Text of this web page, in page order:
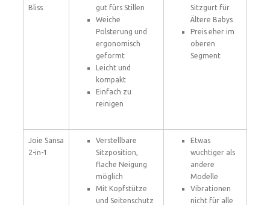
Bliss
gut fürs Stillen
Weiche
Polsterung und
ergonomisch
geformt
Leicht und
kompakt
Einfach zu
reinigen
Sitzgurt für
Ältere Babys
Preis eher im
oberen
Segment
Joie Sansa
2-in-1
Verstellbare
Sitzposition,
flache Neigung
möglich
Mit Kopfstütze
und Seitenschutz
Etwas
wuchtiger als
andere
Modelle
Vibrationen
nicht für alle